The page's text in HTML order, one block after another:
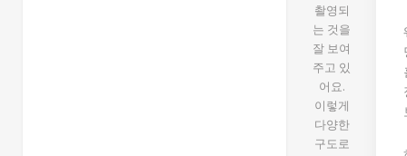
촬영되
는 것을
잘 보여
주고 있
어요.
이렇게
다양한
구도로